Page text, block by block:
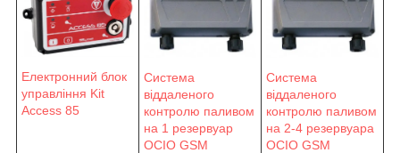
Електронний блок
управління Kit
Access 85
Система
віддаленого
контролю паливом
на 1 резервуар
OCIO GSM
Система
віддаленого
контролю паливом
на 2-4 резервуара
OCIO GSM